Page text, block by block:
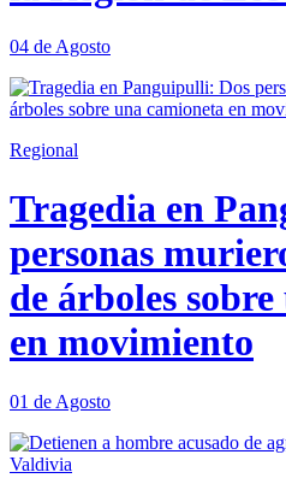
04 de Agosto
Regional
Tragedia en
personas
de árboles
en movimiento
01 de Agosto